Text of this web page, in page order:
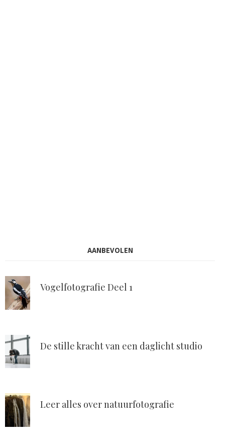
AANBEVOLEN
Vogelfotografie Deel 1
De stille kracht van een daglicht studio
Leer alles over natuurfotografie